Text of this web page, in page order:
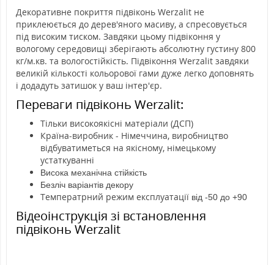
Декоративне покриття підвіконь Werzalit не
приклеюється до дерев'яного масиву, а спресовується
під високим тиском. Завдяки цьому підвіконня у
вологому середовищі зберігають абсолютну густину 800
кг/м.кв. та вологостійкість. Підвіконня Werzalit завдяки
великій кількості кольорової гами дуже легко доповнять
і додадуть затишок у ваш інтер'єр.
Переваги підвіконь Werzalit:
Тільки високоякісні матеріали (ДСП)
Країна-виробник - Німеччина, виробництво
відбуватиметься на якісному, німецькому
устаткуванні
Висока механічна стійкість
Безліч варіантів декору
Температрний режим експлуатації від -50 до +90
Відеоінструкція зі встановлення
підвіконь Werzalit